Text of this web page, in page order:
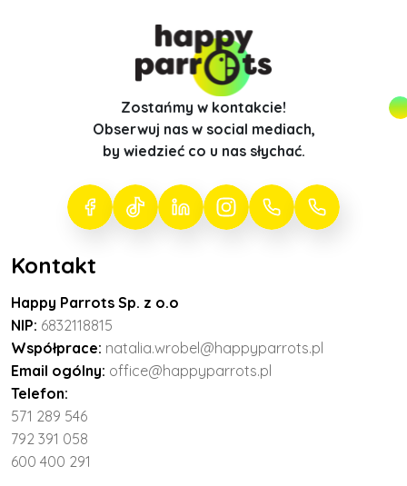
Zostańmy w kontakcie!
Obserwuj nas w social mediach,
by wiedzieć co u nas słychać.
Kontakt
Happy Parrots Sp. z o.o
NIP: 6832118815
Współprace: natalia.wrobel@happyparrots.pl
Email ogólny: office@happyparrots.pl
Telefon:
571 289 546
792 391 058
600 400 291